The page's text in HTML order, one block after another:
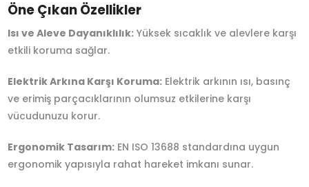
Öne Çıkan Özellikler
Isı ve Aleve Dayanıklılık: Yüksek sıcaklık ve alevlere karşı
etkili koruma sağlar.
Elektrik Arkına Karşı Koruma: Elektrik arkının ısı, basınç
ve erimiş parçacıklarının olumsuz etkilerine karşı
vücudunuzu korur.
Ergonomik Tasarım: EN ISO 13688 standardına uygun
ergonomik yapısıyla rahat hareket imkanı sunar.